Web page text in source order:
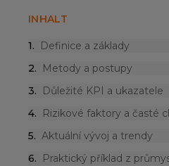
INHALT
1.
Definice a základy
2.
Metody a postupy
3.
Důležité KPI a ukazatele
4.
Rizikové faktory a časté
5. Aktuální vývoj a trendy
6.
Praktický příklad z